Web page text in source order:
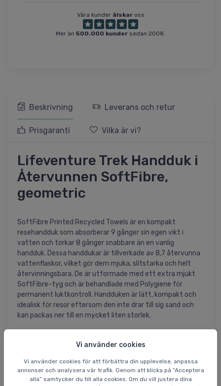
Vi använder cookies
Vi använder cookies för att förbättra din upplevelse, anpassa
annonser och analysera vår trafik. Genom att klicka på ”Acceptera
alla” samtycker du till alla cookies. Om du vill justera dina
Våra kunder älskaross
Mer än 500.000 kunder sedan 2008.
Beskrivning Leverans och retur
Prisgaranti Vilka är vi?
Lifeventure Trek Handduk i
Återvunnen SoftFibre,
geometric
SoftFibre Printed Recycled Towels är en kompakt
resehandduk som absorberar 9 gånger sin egen vikt i
vatten och torkar 8 gånger snabbare än en vanlig
handduk. Dessa handdukar är tillverkade av 8,7 återvunna
vattenflaskor, vilket gör dem mjuka, slitstarka och helt
återvinningsbara. De är utformade med ett extra mjukt
SoftFibre-tyg och är behandlade med Polygiene för
permanent luktkontroll. Handduken är lätt, kompakt och
idealisk för resor eftersom den inte drar till sig sand och
kan packas ner till en mycket liten storlek.
flaskor, 34% polyester
- SoftFibre - extra mjuk känsla